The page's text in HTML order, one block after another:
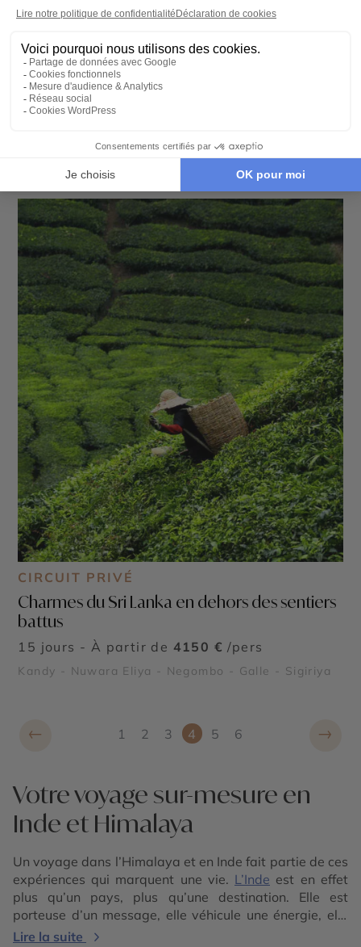
CIRCUIT PRIVÉ
Lune de miel du triangle indien jusqu’aux
Maldives
11 jours - À partir de3990 €/pers
Agra - Delhi - Jaipur - Fatehpur-Sikri
CIRCUIT PRIVÉ
Charmes du Sri Lanka en dehors des sentiers
battus
15 jours - À partir de 4150 € /pers
Kandy - Nuwara Eliya - Negombo - Galle - Sigiriya
← 1 2 3 4 5 6 →
Votre voyage sur-mesure en
Inde et Himalaya
Un voyage dans l’Himalaya et en Inde fait partie de ces
expériences qui marquent une vie. L’Inde est en effet
plus qu’un pays, plus qu’une destination. Elle est
porteuse d’un message, elle véhicule une énergie, elle
bouleverse un être humain. Que vous choisissiez de
Lire la suite